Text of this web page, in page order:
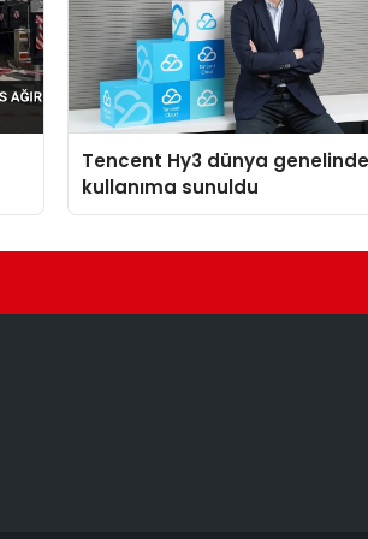
Tencent Hy3 dünya
kullanıma sunuldu